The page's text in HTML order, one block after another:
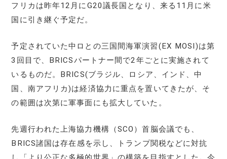
フリカは昨年12月にG20議長国となり、来る11月に米
国に引き継ぐ予定だ。
予定されていた中ロとの三国間海軍演習(EX MOSI)は第
3回目で、BRICSパートナー間で2年ごとに実施されて
いるものだ。BRICS(ブラジル、ロシア、インド、中
国、南アフリカ)は経済協力に重点を置いてきたが、そ
の範囲は次第に軍事面にも拡大していた。
先週行われた上海協力機構（SCO）首脳会議でも、
BRICS諸国は存在感を示し、トランプ関税などに対抗